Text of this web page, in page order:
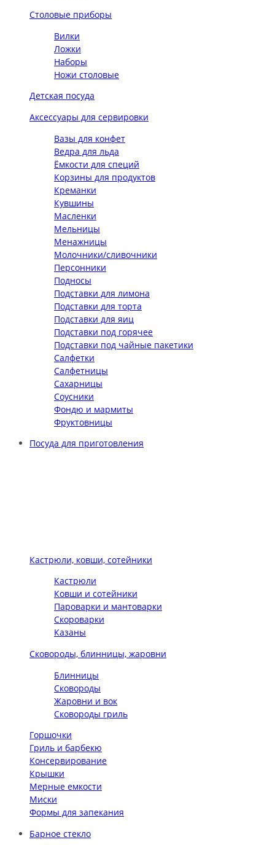
Столовые приборы
Вилки
Ложки
Наборы
Ножи столовые
Детская посуда
Аксессуары для сервировки
Вазы для конфет
Ведра для льда
Ёмкости для специй
Корзины для продуктов
Креманки
Кувшины
Масленки
Мельницы
Менажницы
Молочники/сливочники
Персонники
Подносы
Подставки для лимона
Подставки для торта
Подставки для яиц
Подставки под горячее
Подставки под чайные пакетики
Салфетки
Салфетницы
Сахарницы
Соусники
Фондю и мармиты
Фруктовницы
Посуда для приготовления
Кастрюли, ковши, сотейники
Кастрюли
Ковши и сотейники
Пароварки и мантоварки
Скороварки
Казаны
Сковороды, блинницы, жаровни
Блинницы
Сковороды
Жаровни и вок
Сковороды гриль
Горшочки
Гриль и барбекю
Консервирование
Крышки
Мерные емкости
Миски
Формы для запекания
Барное стекло